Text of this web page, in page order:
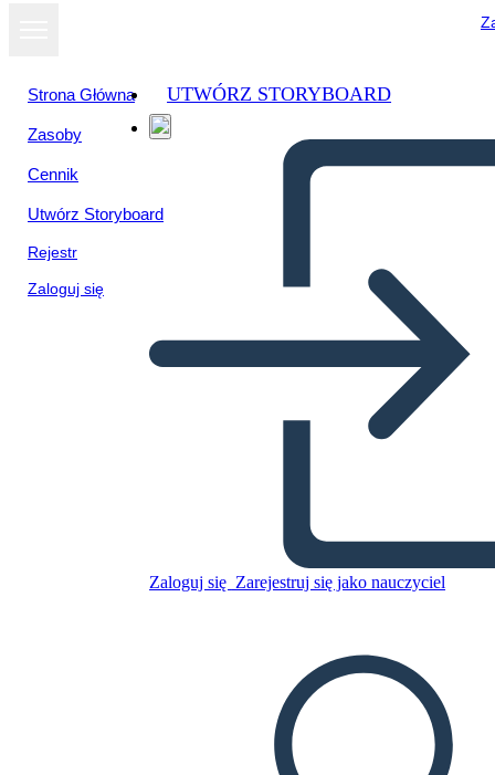
Strona Główna
Zasoby
Cennik
Utwórz Storyboard
Rejestr
Zaloguj się
UTWÓRZ STORYBOARD
Zaloguj się Zarejestruj się jako nauczyciel
ODTWARZANIE POKAZU SLAJDÓW
PRZECZYTAJ MI
Wyświetl jako
pokaz slajdów